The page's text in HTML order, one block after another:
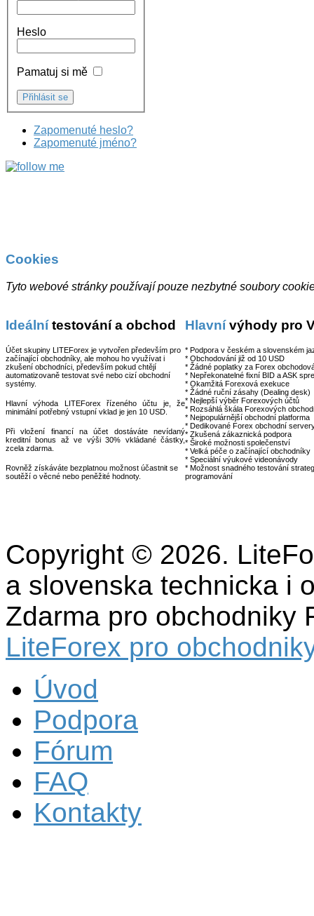
Heslo
Pamatuj si mě
Zapomenuté heslo?
Zapomenuté jméno?
Cookies
Tyto webové stránky používají pouze nezbytné soubory
Ideálnítestování a obchod
Účet skupiny LITEForex je vytvořen především pro
začínající obchodníky, ale mohou ho využívat i
zkušení obchodníci, především pokud chtějí
automatizovaně testovat své nebo cizí obchodní
systémy.
Hlavní výhoda LITEForex řízeného účtu je, že
minimální potřebný vstupní vklad je jen 10 USD.
Při vložení financí na účet dostáváte nevídaný
kreditní bonus až ve výši 30% vkládané částky,
zcela zdarma.
Rovněž získáváte bezplatnou možnost účastnit se
soutěží o věcné nebo peněžité hodnoty.
Hlavnívýhody pro
* Podpora v českém a slovenském
* Obchodování již od 10 USD
* Žádné poplatky za Forex
* Nepřekonatelné fixní BID a ASK
* Okamžitá Forexová exekuce
* Žádné ruční zásahy (Dealing desk)
* Nejlepší výběr Forexových účtů
* Rozsáhlá škála Forexových
* Nejpopulárnější obchodní platforma
* Dedikované Forex obchodní
* Zkušená zákaznická podpora
* Široké možnosti společenství
* Velká péče o začínající obchodníky
* Speciální výukové videonávody
* Možnost snadného testování
programování
Copyright © 2026.
a slovenska technicka i
Zdarma pro obchodniky
LiteForex pro
Úvod
Podpora
Fórum
FAQ
Kontakty